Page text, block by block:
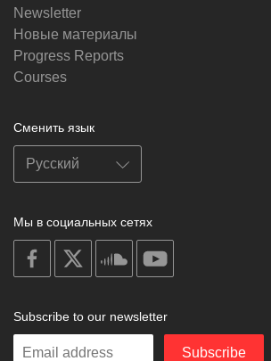
Newsletter
Новые материалы
Progress Reports
Courses
Сменить язык
Мы в социальных сетях
on
facebook
soundcloud
Subscribe to our newsletter
Enter
Subscribe